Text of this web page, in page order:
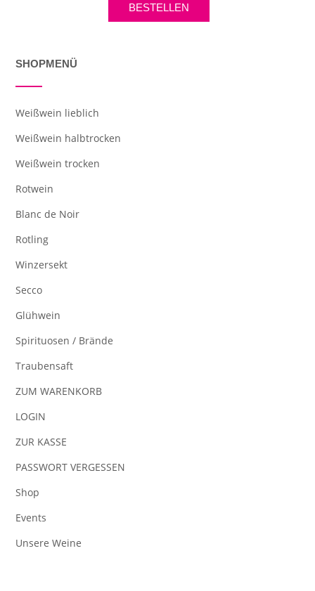
BESTELLEN
SHOPMENÜ
Weißwein lieblich
Weißwein halbtrocken
Weißwein trocken
Rotwein
Blanc de Noir
Rotling
Winzersekt
Secco
Glühwein
Spirituosen / Brände
Traubensaft
ZUM WARENKORB
LOGIN
ZUR KASSE
PASSWORT VERGESSEN
Shop
Events
Unsere Weine